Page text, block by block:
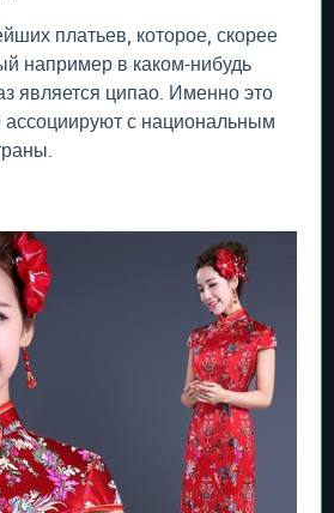
платьев, которое, скорее
например в каком-нибудь
является ципао. Именно это
ассоциируют с национальным